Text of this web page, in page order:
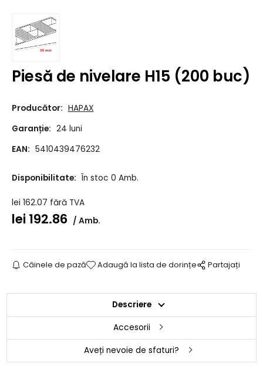
Piesă de nivelare H15 (200 buc)
Producător: HAPAX
Garanție: 24 luni
EAN: 5410439476232
Disponibilitate: În stoc 0 Amb.
lei 162.07 fără TVA
lei192.86 Amb.
Câinele de pază Adaugă la lista de dorințe Partajați
Descriere
Accesorii
Aveți nevoie de sfaturi?